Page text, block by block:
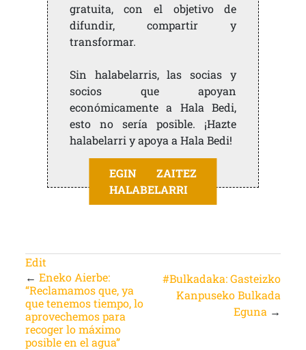
gratuita, con el objetivo de
difundir, compartir y
transformar.
Sin halabelarris, las socias y
socios que apoyan
económicamente a Hala Bedi,
esto no sería posible. ¡Hazte
halabelarri y apoya a Hala Bedi!
EGIN ZAITEZ
HALABELARRI
Edit
← Eneko Aierbe:
“Reclamamos que, ya
que tenemos tiempo, lo
aprovechemos para
recoger lo máximo
posible en el agua”
#Bulkadaka: Gasteizko
Kanpuseko Bulkada
Eguna →